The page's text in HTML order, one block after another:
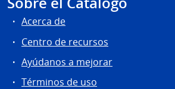
Acerca de
Centro de recursos
Ayúdanos a mejorar
Términos de uso